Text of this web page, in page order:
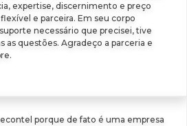
expertise, discernimento e preço
e parceira. Em seu corpo
necessário que precisei, tive
as questões. Agradeço a parceria e
porque de fato é uma empresa